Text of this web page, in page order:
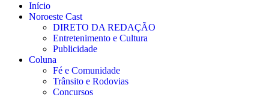
Início
Noroeste Cast
DIRETO DA REDAÇÃO
Entretenimento e Cultura
Publicidade
Coluna
Fé e Comunidade
Trânsito e Rodovias
Concursos